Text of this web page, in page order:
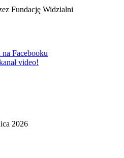
Fundację Widzialni
na Facebooku
video!